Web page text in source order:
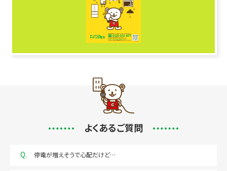
よくあるご質問
Q. 停電が増えそうで心配だけど…